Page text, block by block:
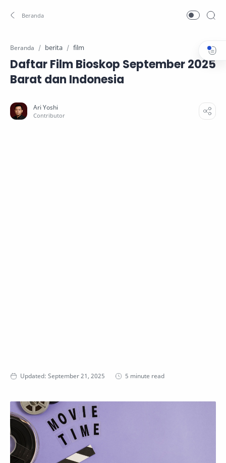
Beranda berita film
Daftar Film Bioskop September 2025
Barat dan Indonesia
5 minute read